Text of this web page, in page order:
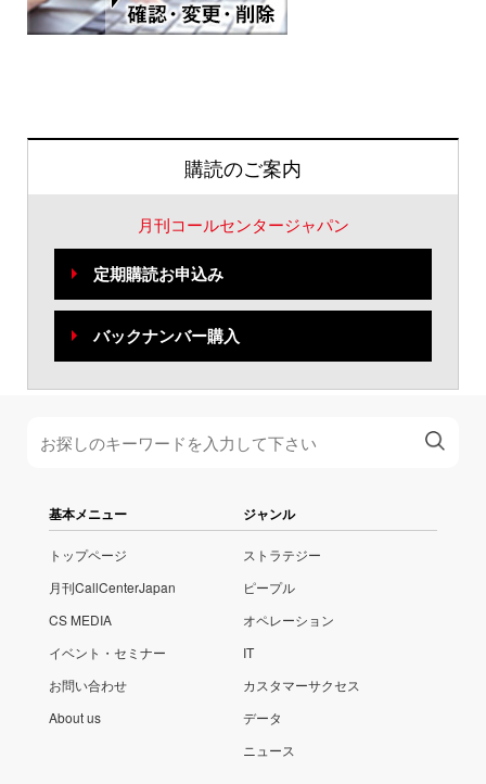
購読のご案内
月刊コールセンタージャパン
定期購読お申込み
バックナンバー購入
基本メニュー
トップページ
月刊CallCenterJapan
CS MEDIA
イベント・セミナー
お問い合わせ
About us
ジャンル
ストラテジー
ピープル
オペレーション
IT
カスタマーサクセス
データ
ニュース